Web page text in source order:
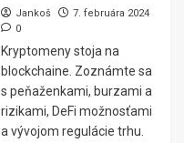
Jankoš
7. februára 2024
0
Kryptomeny stoja na
blockchaine. Zoznámte sa
s peňaženkami, burzami a
rizikami, DeFi možnosťami
a vývojom regulácie trhu.